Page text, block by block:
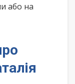
або на